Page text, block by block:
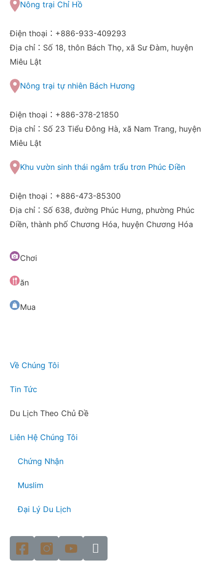
Nông trại Chỉ Hồ
Điện thoại：+886-933-409293
Địa chỉ：Số 18, thôn Bách Thọ, xã Sư Đàm, huyện
Miêu Lật
Nông trại tự nhiên Bách Hương
Điện thoại：+886-378-21850
Địa chỉ：Số 23 Tiểu Đông Hà, xã Nam Trang, huyện
Miêu Lật
Khu vườn sinh thái ngắm trẩu trơn Phúc Điền
Điện thoại：+886-473-85300
Địa chỉ：Số 638, đường Phúc Hưng, phường Phúc
Điền, thành phố Chương Hóa, huyện Chương Hóa
Chơi
ăn
Mua
Về Chúng Tôi
Tin Tức
Du Lịch Theo Chủ Đề
Liên Hệ Chúng Tôi
Chứng Nhận
Muslim
Đại Lý Du Lịch